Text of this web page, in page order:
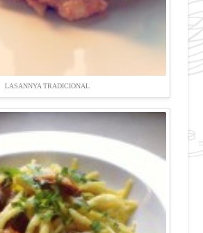
LASANNYA TRADICIONAL